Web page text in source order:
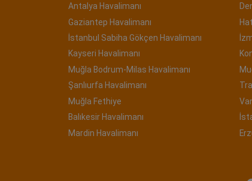
Antalya Havalimanı
Gaziantep Havalimanı
İstanbul Sabiha Gökçen Havalimanı
Kayseri Havalimanı
Muğla Bodrum-Milas Havalimanı
Şanlıurfa Havalimanı
Muğla Fethiye
Balıkesir Havalimanı
Mardin Havalimanı